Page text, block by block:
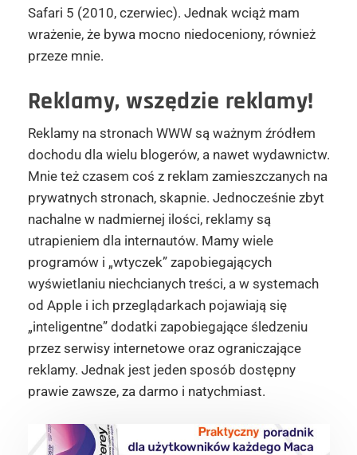
Safari 5 (2010, czerwiec). Jednak wciąż mam
wrażenie, że bywa mocno niedoceniony, również
przeze mnie.
Reklamy, wszędzie reklamy!
Reklamy na stronach WWW są ważnym źródłem
dochodu dla wielu blogerów, a nawet wydawnictw.
Mnie też czasem coś z reklam zamieszczanych na
prywatnych stronach, skapnie. Jednocześnie zbyt
nachalne w nadmiernej ilości, reklamy są
utrapieniem dla internautów. Mamy wiele
programów i „wtyczek” zapobiegających
wyświetlaniu niechcianych treści, a w systemach
od Apple i ich przeglądarkach pojawiają się
„inteligentne” dodatki zapobiegające śledzeniu
przez serwisy internetowe oraz ograniczające
reklamy. Jednak jest jeden sposób dostępny
prawie zawsze, za darmo i natychmiast.